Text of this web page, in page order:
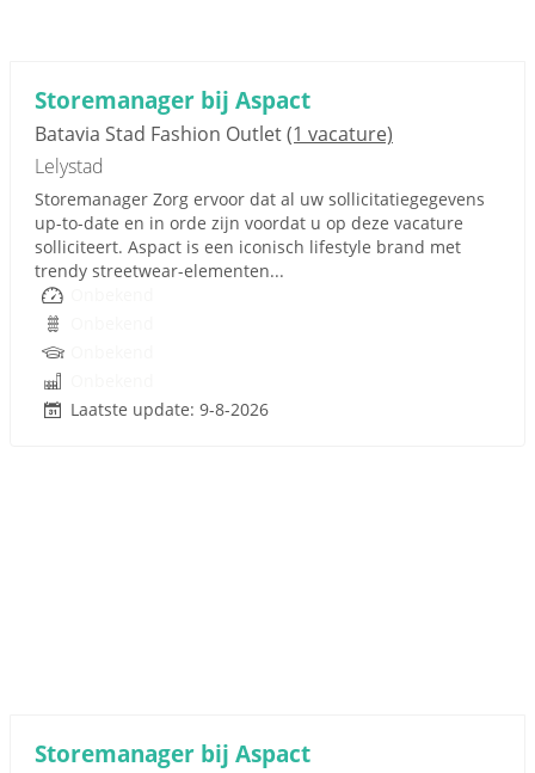
Storemanager bij Aspact
Batavia Stad Fashion Outlet(1 vacature)
Lelystad
Storemanager Zorg ervoor dat al uw sollicitatiegegevens
up-to-date en in orde zijn voordat u op deze vacature
solliciteert. Aspact is een iconisch lifestyle brand met
trendy streetwear-elementen...
Laatste update: 9-8-2026
Storemanager bij Aspact